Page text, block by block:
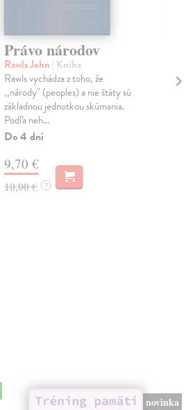
Právo národov
Rawls John | Kniha
Rawls vychádza z toho, že
,,národy" (peoples) a nie štáty sú
základnou jednotkou skúmania.
Podľa neh...
Do 4 dní
9,70 €
10,00 € ?
novinka